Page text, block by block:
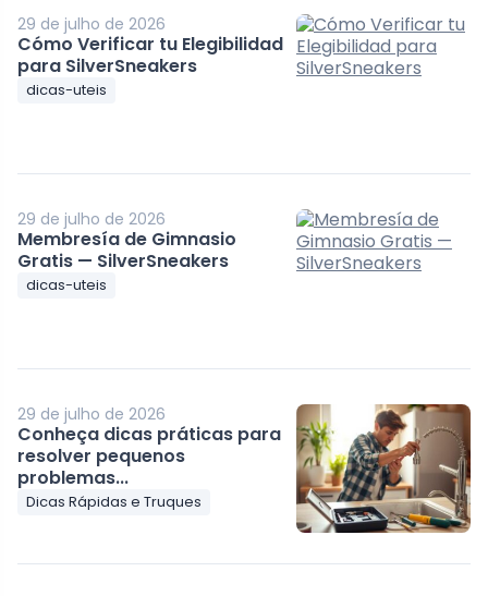
29 de julho de 2026
Cómo Verificar tu Elegibilidad
para SilverSneakers
dicas-uteis
29 de julho de 2026
Membresía de Gimnasio
Gratis — SilverSneakers
dicas-uteis
29 de julho de 2026
Conheça dicas práticas para
resolver pequenos
problemas...
Dicas Rápidas e Truques